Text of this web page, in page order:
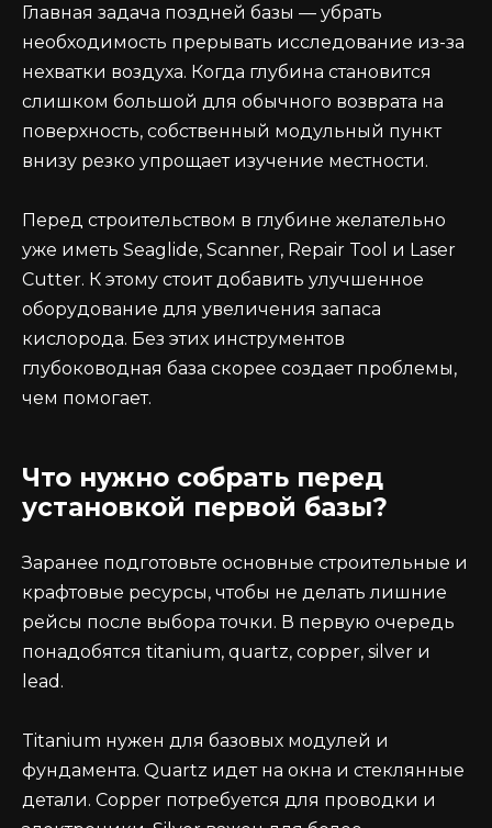
Главная задача поздней базы — убрать
необходимость прерывать исследование из-за
нехватки воздуха. Когда глубина становится
слишком большой для обычного возврата на
поверхность, собственный модульный пункт
внизу резко упрощает изучение местности.
Перед строительством в глубине желательно
уже иметь Seaglide, Scanner, Repair Tool и Laser
Cutter. К этому стоит добавить улучшенное
оборудование для увеличения запаса
кислорода. Без этих инструментов
глубоководная база скорее создает проблемы,
чем помогает.
Что нужно собрать перед
установкой первой базы?
Заранее подготовьте основные строительные и
крафтовые ресурсы, чтобы не делать лишние
рейсы после выбора точки. В первую очередь
понадобятся titanium, quartz, copper, silver и
lead.
Titanium нужен для базовых модулей и
фундамента. Quartz идет на окна и стеклянные
детали. Copper потребуется для проводки и